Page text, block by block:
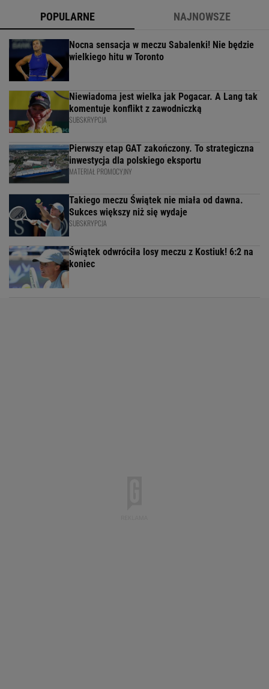
POPULARNE NAJNOWSZE
Nocna sensacja w meczu Sabalenki! Nie będzie
wielkiego hitu w Toronto
Niewiadoma jest wielka jak Pogacar. A Lang tak
komentuje konflikt z zawodniczką
SUBSKRYPCJA
Pierwszy etap GAT zakończony. To strategiczna
inwestycja dla polskiego eksportu
MATERIAŁ PROMOCYJNY
Takiego meczu Świątek nie miała od dawna.
Sukces większy niż się wydaje
SUBSKRYPCJA
Świątek odwróciła losy meczu z Kostiuk! 6:2 na
koniec